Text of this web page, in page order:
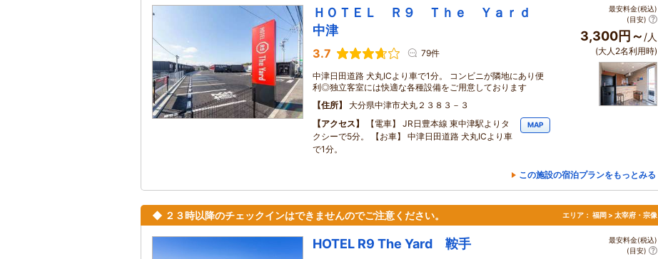
ＨＯＴＥＬ Ｒ９ Ｔｈｅ Ｙａｒｄ
中津
3.7 79件
中津日田道路 犬丸ICより車で1分。 コンビニが隣地にあり便
利◎独立客室には快適な各種設備をご用意しております
住所
大分県中津市犬丸２３８３－３
アクセス
【電車】 JR日豊本線 東中津駅よりタ
クシーで5分。 【お車】 中津日田道路 犬丸ICより車
で1分。
MAP
最安料金(税込)
(目安)
3,300円～ /人
(大人2名利用時)
この施設の宿泊プランをもっとみる
◆ ２３時以降のチェックインはできませんのでご注意ください。 エリア： 福岡 > 太宰府・宗像
HOTEL R9 The Yard 鞍手
最安料金(税込)
(目安)